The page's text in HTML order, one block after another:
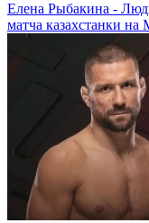
Елена Рыбакина -
матча казахстанки на